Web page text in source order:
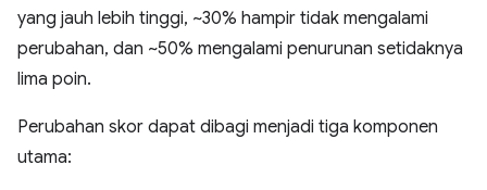
yang jauh lebih tinggi, ~30% hampir tidak mengalami
perubahan, dan ~50% mengalami penurunan setidaknya
lima poin.
Perubahan skor dapat dibagi menjadi tiga komponen
utama: